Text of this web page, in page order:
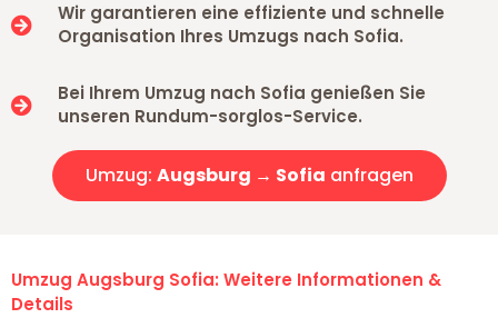
Wir garantieren eine effiziente und schnelle
Organisation Ihres Umzugs nach Sofia.
Bei Ihrem Umzug nach Sofia genießen Sie
unseren Rundum-sorglos-Service.
Umzug: Augsburg → Sofia anfragen
Umzug Augsburg Sofia: Weitere Informationen &
Details